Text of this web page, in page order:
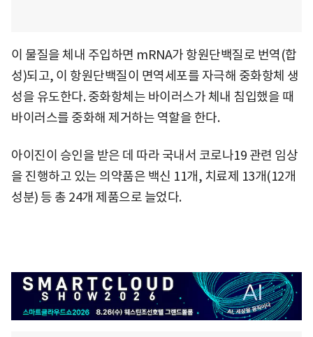
이 물질을 체내 주입하면 mRNA가 항원단백질로 번역(합
성)되고, 이 항원단백질이 면역세포를 자극해 중화항체 생
성을 유도한다. 중화항체는 바이러스가 체내 침입했을 때
바이러스를 중화해 제거하는 역할을 한다.
아이진이 승인을 받은 데 따라 국내서 코로나19 관련 임상
을 진행하고 있는 의약품은 백신 11개, 치료제 13개(12개
성분) 등 총 24개 제품으로 늘었다.